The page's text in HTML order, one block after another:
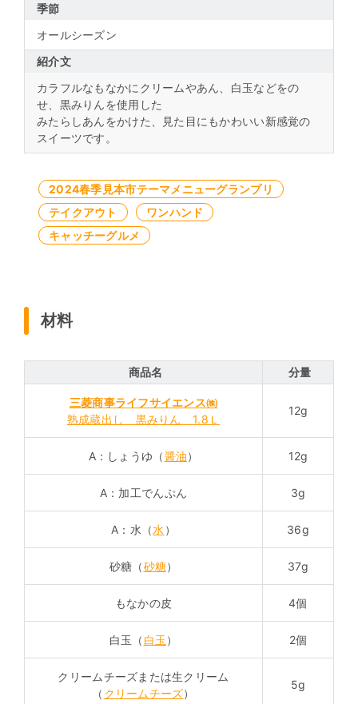
季節
オールシーズン
紹介文
カラフルなもなかにクリームやあん、白玉などをの
せ、黒みりんを使用した
みたらしあんをかけた、見た目にもかわいい新感覚の
スイーツです。
2024春季見本市テーマメニューグランプリ
テイクアウト
ワンハンド
キャッチーグルメ
材料
商品名 分量
三菱商事ライフサイエンス㈱
熟成蔵出し 黒みりん 1.8Ｌ
12g
A：しょうゆ（醤油） 12g
A：加工でんぷん 3g
A：水（水 ） 36g
砂糖（砂糖） 37g
もなかの皮 4個
白玉（ 白玉 ） 2個
クリームチーズまたは生クリーム
（ クリームチーズ）
5g